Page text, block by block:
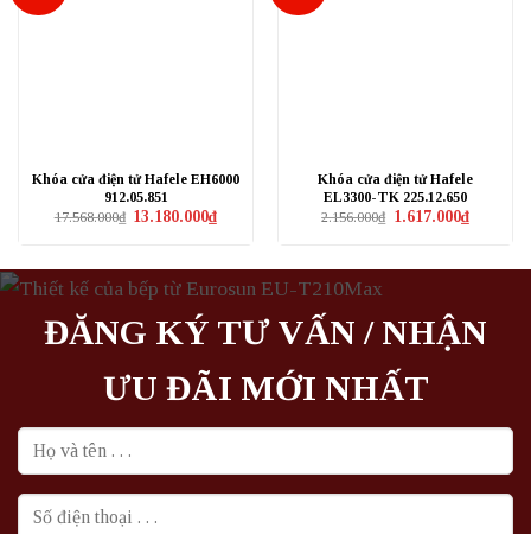
Khóa cửa điện tử Hafele EH6000
912.05.851
17.568.000₫ Giá
13.180.000₫Giá
hiện
13.180.000₫.
Khóa cửa điện tử Hafele
EL3300-TK 225.12.650
2.156.000₫ Giá
1.617.000₫Giá
hiện
ĐĂNG KÝ TƯ VẤN / NHẬN
ƯU ĐÃI MỚI NHẤT